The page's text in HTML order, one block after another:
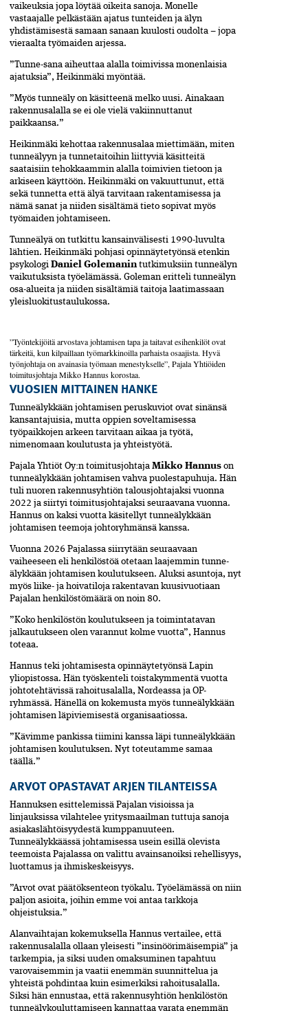
vaikeuksia jopa löytää oikeita sanoja. Monelle
vastaajalle pelkästään ajatus tunteiden ja älyn
yhdistämisestä samaan sanaan kuulosti oudolta – jopa
vieraalta työmaiden arjessa.
”Tunne-sana aiheuttaa alalla toimivissa monenlaisia
ajatuksia”, Heikinmäki myöntää.
”Myös tunneäly on käsitteenä melko uusi. Ainakaan
rakennusalalla se ei ole vielä vakiinnuttanut
paikkaansa.”
Heikinmäki kehottaa rakennusalaa miettimään, miten
tunneälyyn ja tunnetaitoihin liittyviä käsitteitä
saataisiin tehokkaammin alalla toimivien tietoon ja
arkiseen käyttöön. Heikinmäki on vakuuttunut, ­että
sekä tunnetta että älyä tarvitaan rakentamisessa ja
nämä sanat ja niiden sisältämä tieto sopivat myös
työmaiden johtamiseen.
Tunneälyä on tutkittu kansainvälisesti 1990-luvulta
lähtien. Heikinmäki pohjasi opinnäytetyönsä etenkin
psykologi Daniel Golemanin tutkimuksiin tunne­älyn
vaikutuksista työelämässä. Goleman eritteli tunneälyn
osa-alueita ja niiden sisältämiä taitoja laatimassaan
yleisluokitustaulukossa.
”Työntekijöitä arvostava johtamisen tapa ja taitavat esihenkilöt ovat
tärkeitä, kun kilpaillaan työmarkkinoilla parhaista osaajista. Hyvä
työnjohtaja on avainasia työmaan menestykselle”, Pajala Yhtiöiden
toimitusjohtaja Mikko Hannus korostaa.
VUOSIEN MITTAINEN HANKE
Tunneälykkään johtamisen peruskuviot ovat sinänsä
kansantajuisia, mutta oppien soveltamisessa
työpaikkojen arkeen tarvitaan aikaa ja työtä,
nimenomaan koulutusta ja yhteistyötä.
Pajala Yhtiöt Oy:n toimitusjohtaja Mikko Hannus ­ on
tunneälykkään johtamisen vahva puolestapuhuja.­ Hän
tuli nuoren rakennusyhtiön talousjohtajaksi­ vuonna
2022 ja siirtyi toimitusjohtajaksi seuraavana­ vuonna.
Hannus on kaksi vuotta käsitellyt tunne­älykkään
johtamisen teemoja johtoryhmänsä kanssa.
Vuonna 2026 Pajalassa siirrytään seuraavaan
vaiheeseen eli henkilöstöä otetaan laajemmin tunne­
älykkään johtamisen koulutukseen. Aluksi asuntoja, nyt
myös liike- ja hoivatiloja rakentavan kuusivuo­tiaan
Pajalan henkilöstömäärä on noin 80.
”Koko henkilöstön koulutukseen ja toimintatavan
jalkautukseen olen varannut kolme vuotta”, Hannus
toteaa.
Hannus teki johtamisesta opinnäytetyönsä Lapin
yliopistossa. Hän työskenteli toistakymmentä vuotta
johtotehtävissä rahoitusalalla, Nordeassa ja ­OP-
ryhmässä. Hänellä on kokemusta myös tunne­älykkään
johtamisen läpiviemisestä organisaatiossa.
”Kävimme pankissa tiimini kanssa läpi tunne­älykkään
johtamisen koulutuksen. Nyt toteutamme samaa
täällä.”
ARVOT OPASTAVAT ARJEN TILANTEISSA
Hannuksen esittelemissä Pajalan visioissa ja
linjauksissa vilahtelee yritysmaailman tuttuja sanoja
asiakas­lähtöisyydestä kumppanuuteen.
Tunneälykkäässä johtamisessa usein esillä olevista
teemoista Pajalassa on valittu avainsanoiksi rehellisyys,
luottamus ja ihmis­keskeisyys.
”Arvot ovat päätöksenteon työkalu. Työelämässä on niin
paljon asioita, joihin emme voi antaa tarkkoja
ohjeistuksia.”
Alanvaihtajan kokemuksella Hannus vertailee, että
rakennusalalla ollaan yleisesti ”insinöörimäisempiä” ja
tarkempia, ja siksi uuden omaksuminen tapahtuu
varovaisemmin ja vaatii enemmän suunnittelua ja
yhteis­tä pohdintaa kuin esimerkiksi rahoitusalalla.
Siksi hän ennustaa, että rakennusyhtiön henkilöstön
tunneälykouluttamiseen kannattaa varata enemmän